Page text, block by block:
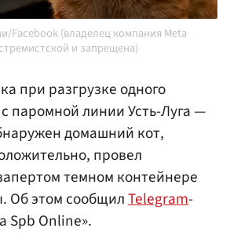
Facebook (владелец компания Meta
и запрещена)
при разгрузке одного
паромной линии Усть-Луга —
домашний кот,
провел
темном контейнере
Об этом сообщилTelegram-
Spb Online».